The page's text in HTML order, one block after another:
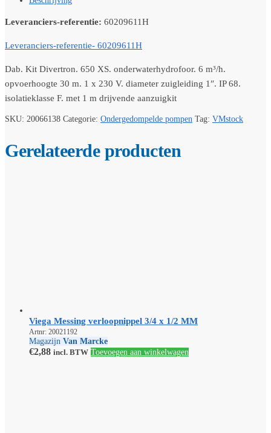
Leveranciers-referentie: 60209611H
Leveranciers-referentie- 60209611H
Dab. Kit Divertron. 650 XS. onderwaterhydrofoor. 6 m³/h.
opvoerhoogte 30 m. 1 x 230 V. diameter zuigleiding 1″. IP 68.
isolatieklasse F. met 1 m drijvende aanzuigkit
SKU: 20066138 Categorie: Ondergedompelde pompen Tag: VMstock
Gerelateerde producten
Viega Messing verloopnippel 3/4 x 1/2 MM
Artnr: 20021192
Magazijn Van Marcke
€2,88 incl. BTW Toevoegen aan winkelwagen